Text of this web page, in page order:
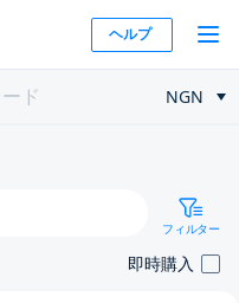
ヘルプ
ド NGN
フィルター
即時購入